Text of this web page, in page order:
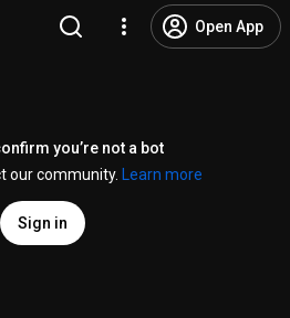
Open App
you’re not a bot
our community.
Learn more
Sign in